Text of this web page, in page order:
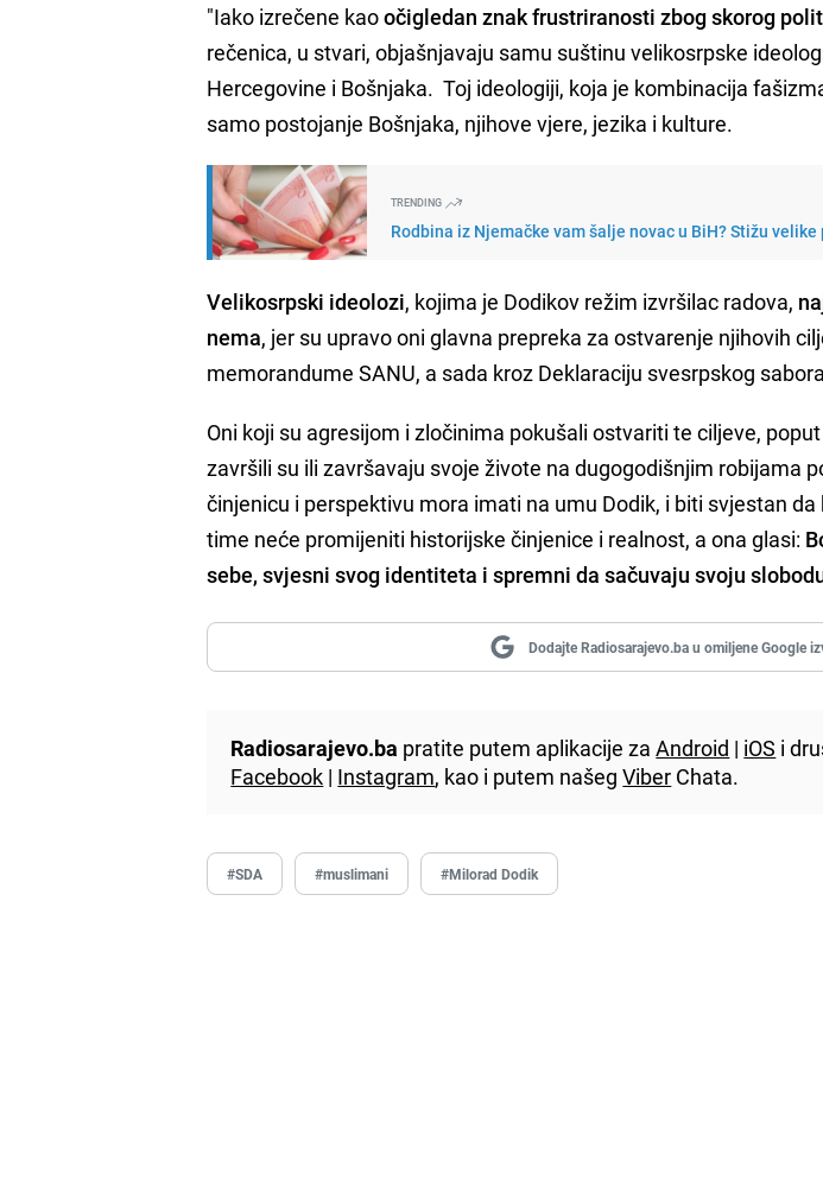
"Iako izrečene kaoočigledan znak frustriranosti zbog skorog
rečenica, u stvari, objašnjavaju samu suštinu velikosrpske
Hercegovine i Bošnjaka. Toj ideologiji, koja je kombinacija
samo postojanje Bošnjaka, njihove vjere, jezika i kulture.
TRENDING
Rodbina iz Njemačke vam šalje novac u BiH? Stižu
Velikosrpski ideolozi, kojima je Dodikov režim izvršilac radova,
nema, jer su upravo oni glavna prepreka za ostvarenje njihovih
memorandume SANU, a sada kroz Deklaraciju svesrpskog
Oni koji su agresijom i zločinima pokušali ostvariti te ciljeve,
završili su ili završavaju svoje živote na dugogodišnjim robijama
činjenicu i perspektivu mora imati na umu Dodik, i biti svjestan
time neće promijeniti historijske činjenice i realnost, a ona glasi:
sebe, svjesni svog identiteta i spremni da sačuvaju svoju
Dodajte Radiosarajevo.ba u omiljene Google
Radiosarajevo.ba pratite putem aplikacije zaAndroid | iOS i
Facebook | Instagram, kao i putem našegViber Chata.
#SDA #muslimani #Milorad Dodik